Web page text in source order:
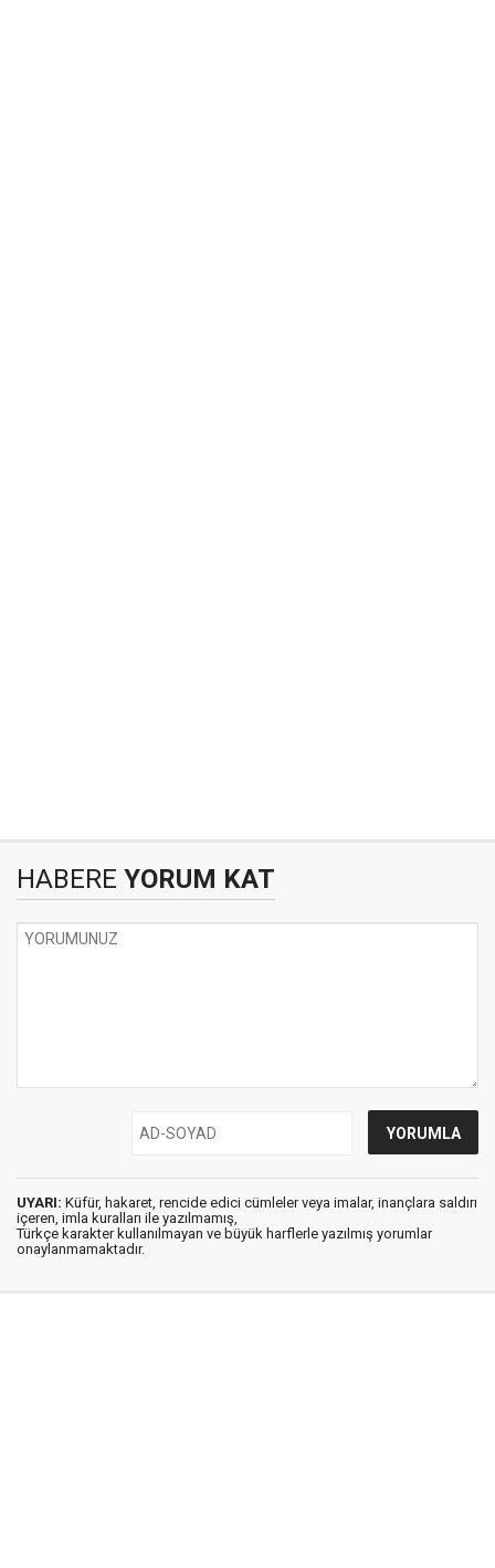
HABERE YORUM KAT
UYARI: Küfür, hakaret, rencide edici cümleler veya imalar, inançlara saldırı
içeren, imla kuralları ile yazılmamış,
Türkçe karakter kullanılmayan ve büyük harflerle yazılmış yorumlar
onaylanmamaktadır.